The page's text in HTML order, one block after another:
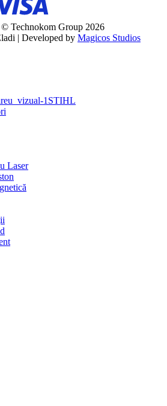
© Technokom Group 2026
| Developed by Magicos Studios
STIHL
Laser